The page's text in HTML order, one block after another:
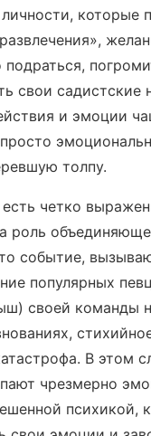
которые
подраться,
свои садистские
и эмоции
толпу.
есть четко
роль
событие,
популярных
своей команды
В этом
чрезмерно
психикой,